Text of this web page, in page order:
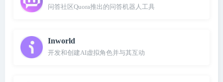
问答社区Quora推出的问答机器人工具
Inworld
开发和创建AI虚拟角色并与其互动